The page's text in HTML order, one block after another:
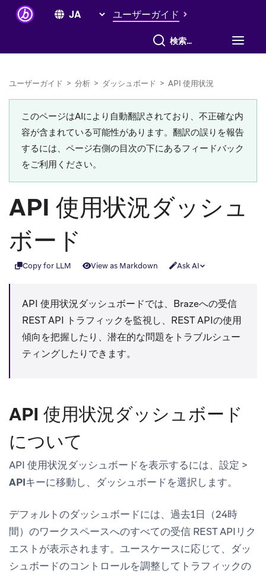
ユーザーガイド
すべて検索
ユーザーガイド > 分析 > ダッシュボード > API 使用状況
このページはAIにより自動翻訳されており、不正確な内
容が含まれている可能性があります。翻訳の誤りを報告
するには、ページ右側の目次の下にあるフィードバック
をご利用ください。
API 使用状況ダッシュ
ボード
Copy for LLM View as Markdown Ask AI
API 使用状況ダッシュボードでは、Brazeへの受信
REST API トラフィックを監視し、REST APIの使用
傾向を把握したり、潜在的な問題をトラブルシュー
ティングしたりできます。
API 使用状況ダッシュボード
について
API 使用状況ダッシュボードを表示するには、 設定 >
APIキーに移動し、 ダッシュボードを選択します。
デフォルトのダッシュボードには、過去1日（24時
間）のワークスペースへのすべての受信 REST APIリク
エストが表示されます。ユースケースに応じて、ダッ
シュボードのコントロールを調整してトラフィックの